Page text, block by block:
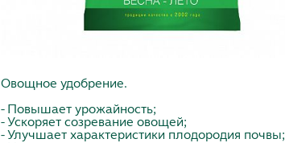
Овощное удобрение.
- Повышает урожайность;
- Ускоряет созревание овощей;
- Улучшает характеристики плодородия почвы;